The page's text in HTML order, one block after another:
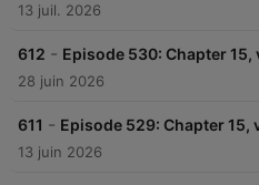
13 juil. 2026
612 - Episode 530: Chapter 15,
28 juin 2026
611 - Episode 529: Chapter 15,
13 juin 2026